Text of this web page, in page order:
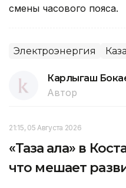
смены часового пояса.
Электроэнергия
Карлыгаш
Автор
21:15, 05 Августа 2026
«Таза қала» в
что мешает